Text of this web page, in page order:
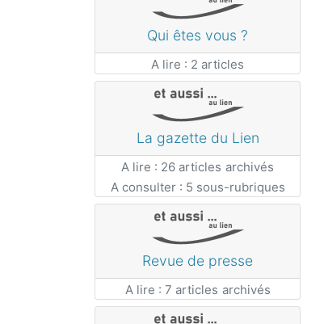
Qui êtes vous ?
A lire : 2 articles
La gazette du Lien
A lire : 26 articles archivés
A consulter : 5 sous-rubriques
Revue de presse
A lire : 7 articles archivés